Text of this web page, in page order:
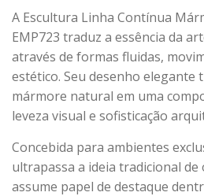
A Escultura Linha Contínua
EMP723 traduz a essência da
através de formas fluidas,
estético. Seu desenho elegante
mármore natural em uma
leveza visual e sofisticação
Concebida para ambientes
ultrapassa a ideia tradicional
assume papel de destaque